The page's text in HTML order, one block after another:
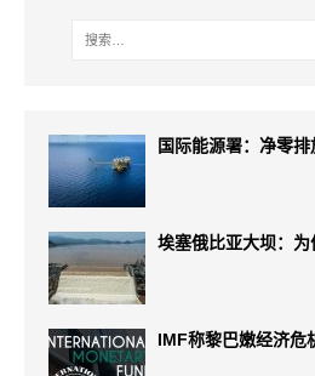
国际能源署：净零
埃塞俄比亚大坝：
IMF称黎巴嫩经济危